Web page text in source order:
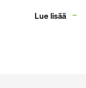
Lue lisää